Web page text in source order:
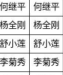
何继平 何继平
杨全刚 杨全刚
舒小莲 舒小莲
李菊秀 李菊秀